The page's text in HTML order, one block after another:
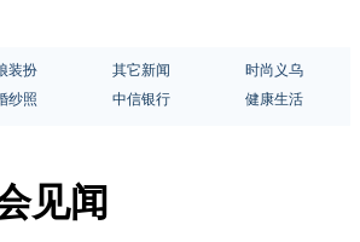
装扮 其它新闻
时尚义乌
纱照 中信银行 健康生活
见闻